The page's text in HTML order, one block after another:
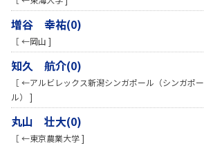
増谷 幸祐(0)
［ ←岡山 ]
知久 航介(0)
［ ←アルビレックス新潟シンガポール（シンガポー
ル） ]
丸山 壮大(0)
［ ←東京農業大学 ]